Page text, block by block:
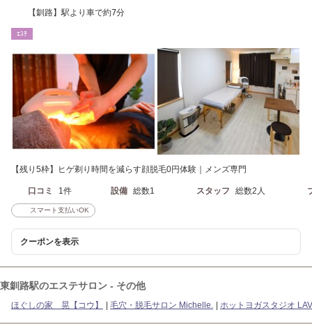
【釧路】駅より車で約7分
ｴｽﾃ
【残り5枠】ヒゲ剃り時間を減らす顔脱毛0円体験｜メンズ専門
口コミ 1件 設備 総数1 スタッフ 総数2人
スマート支払いOK
クーポンを表示
東釧路駅のエステサロン - その他
ほぐしの家 晃【コウ】 毛穴・脱毛サロン Michelle. ホットヨガスタジオ